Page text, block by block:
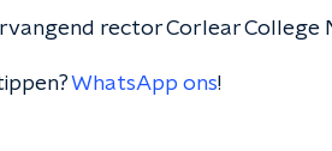
rector Corlear College
WhatsApp ons!